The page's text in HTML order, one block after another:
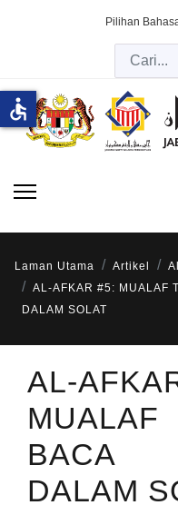
Pilihan
Laman Utama Artikel
AL-AFKAR #5: MUALAF
DALAM SOLAT
AL-
MUALAF
BACA
DALAM
accessible